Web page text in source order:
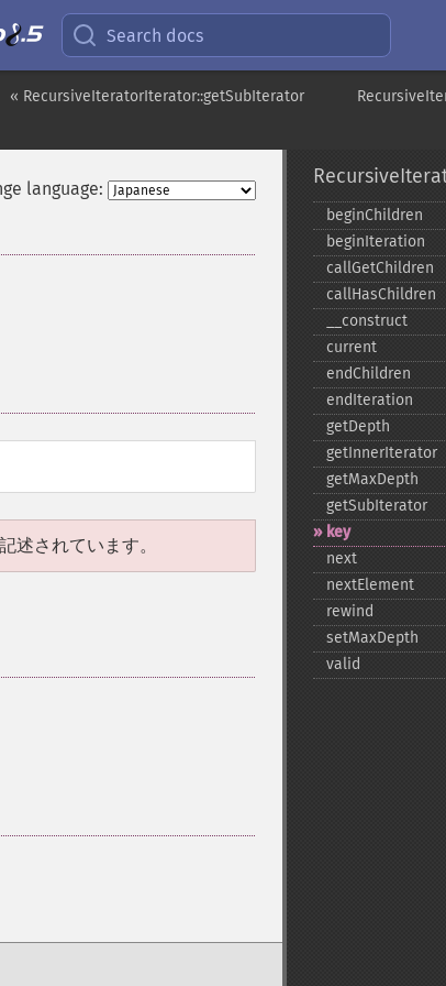
Search docs
« RecursiveIteratorIterator::getSubIterator
language:
述されています。
beginChildren
beginIteration
callGetChildren
callHasChildren
_​_​construct
current
endChildren
endIteration
getDepth
getInnerIterator
getMaxDepth
getSubIterator
key
next
nextElement
rewind
setMaxDepth
valid